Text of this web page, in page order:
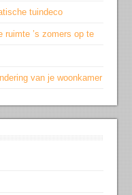
tuindeco
ruimte ’s zomers op te
van je woonkamer